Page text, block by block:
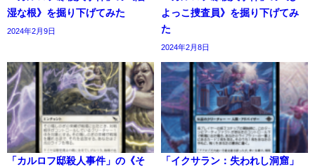
湿な根》を掘り下げてみた
2024年2月9日
よっこ捜査員》を掘り下げてみ
た
2024年2月8日
「カルロフ邸殺人事件」の《そ
「イクサラン：失われし洞窟」